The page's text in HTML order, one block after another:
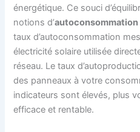
énergétique. Ce souci
notions d’autoconsommation
taux d’autoconsommation
électricité solaire utilisée
réseau. Le taux
des panneaux à votre
indicateurs sont élevés, plus
efficace et rentable.